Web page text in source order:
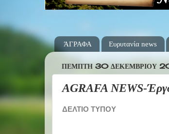
ΆΓΡΑΦΑ Ευρυτανία news
ΠΈΜΠΤΗ 30 ΔΕΚΕΜΒΡΊΟΥ
AGRAFA NEWS-
ΔΕΛΤΙΟ ΤΥΠΟΥ